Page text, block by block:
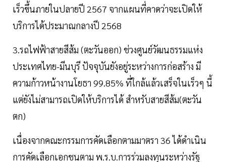
เร็วขึ้นภายในปลายปี 2567 จากแผนที่คาดว่าจะเปิดให้
บริการได้ประมาณกลางปี 2568
3.รถไฟฟ้าสายสีส้ม (ตะวันออก) ช่วงศูนย์วัฒนธรรมแห่ง
ประเทศไทย-มีนบุรี ปัจจุบันยังอยู่ระหว่างการก่อสร้าง มี
ความก้าวหน้างานโยธา 99.85% ที่ใกล้แล้วเสร็จในเร็วๆ นี้
แต่ยังไม่สามารถเปิดให้บริการได้ สำหรับสายสีส้ม(ตะวัน
ตก)
เนื่องจากคณะกรรมการคัดเลือกตามมาตรา 36 ได้ดำเนิน
การคัดเลือกเอกชนตาม พ.ร.บ.การร่วมลงทุนระหว่างรัฐ